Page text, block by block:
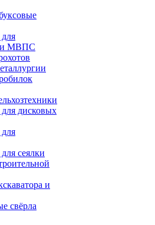
и МВПС
дисковых
сеялки
и
свёрла